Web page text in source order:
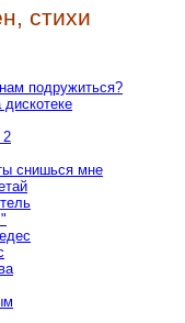
стихи
подружиться?
2
снишься мне